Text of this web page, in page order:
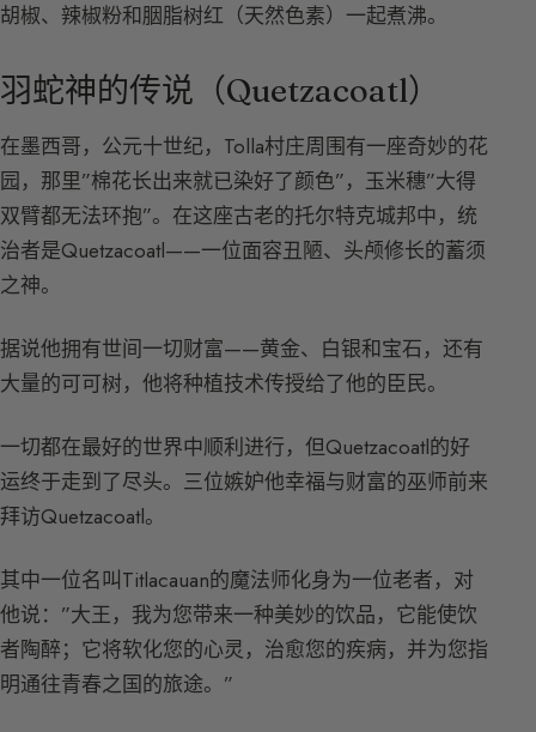
胡椒、辣椒粉和胭脂树红（天然色素）一起煮沸。
羽蛇神的传说（Quetzacoatl）
在墨西哥，公元十世纪，Tolla村庄周围有一座奇妙的花
园，那里”棉花长出来就已染好了颜色”，玉米穗”大得
双臂都无法环抱”。在这座古老的托尔特克城邦中，统
治者是Quetzacoatl——一位面容丑陋、头颅修长的蓄须
之神。
据说他拥有世间一切财富——黄金、白银和宝石，还有
大量的可可树，他将种植技术传授给了他的臣民。
一切都在最好的世界中顺利进行，但Quetzacoatl的好
运终于走到了尽头。三位嫉妒他幸福与财富的巫师前来
拜访Quetzacoatl。
其中一位名叫Titlacauan的魔法师化身为一位老者，对
他说：”大王，我为您带来一种美妙的饮品，它能使饮
者陶醉；它将软化您的心灵，治愈您的疾病，并为您指
明通往青春之国的旅途。”